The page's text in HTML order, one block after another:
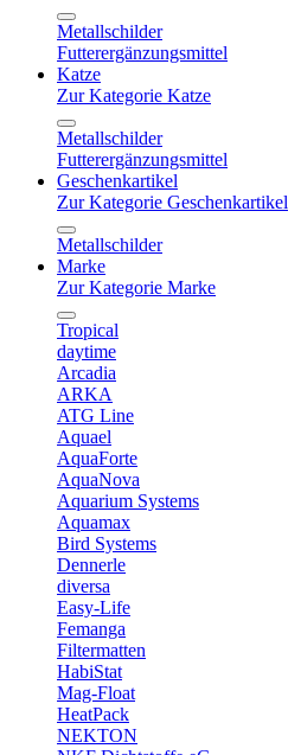
Metallschilder
Futterergänzungsmittel
Katze
Zur Kategorie Katze
Metallschilder
Futterergänzungsmittel
Geschenkartikel
Zur Kategorie Geschenkartikel
Metallschilder
Marke
Zur Kategorie Marke
Tropical
daytime
Arcadia
ARKA
ATG Line
Aquael
AquaForte
AquaNova
Aquarium Systems
Aquamax
Bird Systems
Dennerle
diversa
Easy-Life
Femanga
Filtermatten
HabiStat
Mag-Float
HeatPack
NEKTON